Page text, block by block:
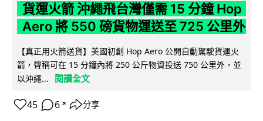
貨運火箭 沖繩飛台灣僅需 15 分鐘 Hop
Aero 將 550 磅貨物運送至 725 公里外
【真正用火箭送貨】美國初創 Hop Aero 公開自動駕駛貨運火
箭，聲稱可在 15 分鐘內將 250 公斤物資投送 750 公里外，並
以沖繩...
閱讀全文
45 6 ↗ 分享